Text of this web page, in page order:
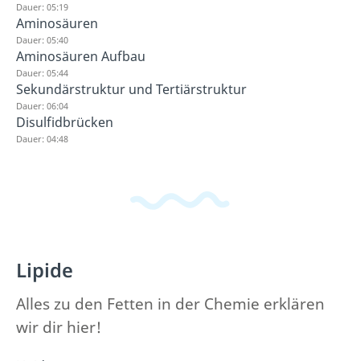
Dauer: 05:19
Aminosäuren
Dauer: 05:40
Aminosäuren Aufbau
Dauer: 05:44
Sekundärstruktur und Tertiärstruktur
Dauer: 06:04
Disulfidbrücken
Dauer: 04:48
Lipide
Alles zu den Fetten in der Chemie erklären
wir dir hier!